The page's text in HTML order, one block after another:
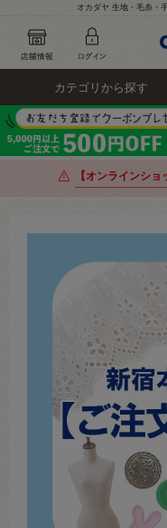
オカダヤ 生地・毛糸・
カテゴリから探す
【オンラインシ